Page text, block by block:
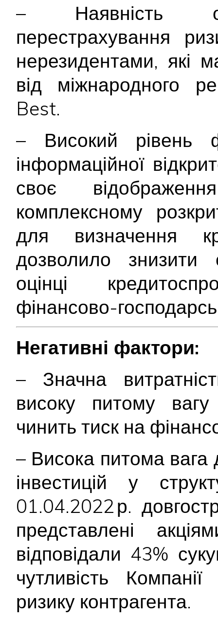
– Наявність
перестрахування
нерезидентами, які
від міжнародного
Best.
– Високий рівень
інформаційної
своє
комплексному
для визначення
дозволило знизити
оцінці
фінансово-
Негативні фактори:
– Значна
високу питому вагу
чинить тиск на
– Висока питома вага
інвестицій у
01.04.2022 р.
представлені
відповідали 43%
чутливість
ризику контрагента.